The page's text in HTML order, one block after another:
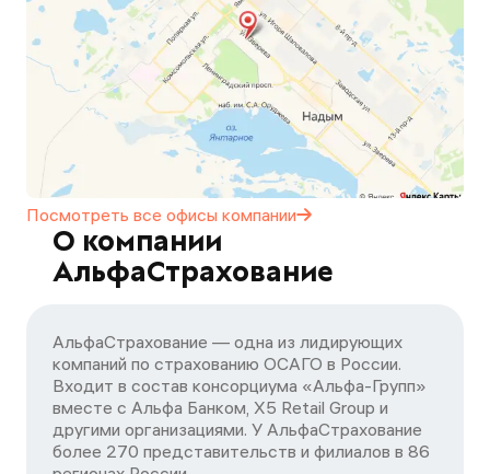
Посмотреть все офисы компании
О компании
АльфаСтрахование
АльфаСтрахование — одна из лидирующих
компаний по страхованию ОСАГО в России.
Входит в состав консорциума «Альфа-Групп»
вместе с Альфа Банком, X5 Retail Group и
другими организациями. У АльфаСтрахование
более 270 представительств и филиалов в 86